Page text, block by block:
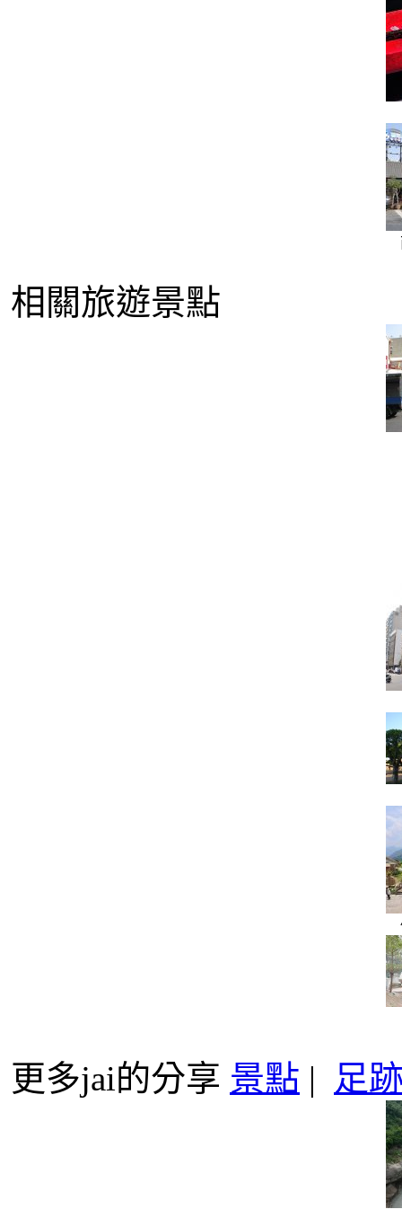
相關旅遊景點
更多jai的分享 景點 | 足